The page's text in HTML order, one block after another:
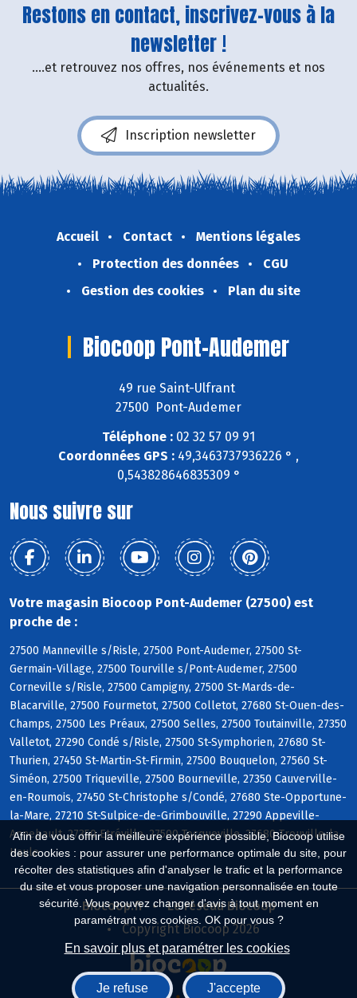
Afin de vous offrir la meilleure expérience possible, Biocoop utilise
des cookies : pour assurer une performance optimale du site, pour
récolter des statistiques afin d'analyser le trafic et la performance
du site et vous proposer une navigation personnalisée en toute
sécurité. Vous pouvez changer d'avis à tout moment en
paramétrant vos cookies. OK pour vous ?
En savoir plus et paramétrer les cookies
Je refuse J'accepte
Restons en contact, inscrivez-vous à la
newsletter !
....et retrouvez nos offres, nos événements et nos
actualités.
Inscription newsletter
Accueil Contact
Mentions légales
Protection des données
CGU
Gestion des cookies
Plan du site
Biocoop Pont-Audemer
49 rue Saint-Ulfrant
27500 Pont-Audemer
Téléphone : 02 32 57 09 91
Coordonnées GPS : 49,3463737936226 ° ,
0,543828646835309 °
Nous suivre sur
Votre magasin Biocoop Pont-Audemer (27500) est
proche de :
27500 Manneville s/Risle, 27500 Pont-Audemer, 27500 St-
Germain-Village, 27500 Tourville s/Pont-Audemer, 27500
Corneville s/Risle, 27500 Campigny, 27500 St-Mards-de-
Blacarville, 27500 Fourmetot, 27500 Colletot, 27680 St-Ouen-des-
Champs, 27500 Les Préaux, 27500 Selles, 27500 Toutainville, 27350
Valletot, 27290 Condé s/Risle, 27500 St-Symphorien, 27680 St-
Thurien, 27450 St-Martin-St-Firmin, 27500 Bouquelon, 27560 St-
Siméon, 27500 Triqueville, 27500 Bourneville, 27350 Cauverville-
en-Roumois, 27450 St-Christophe s/Condé, 27680 Ste-Opportune-
la-Mare, 27210 St-Sulpice-de-Grimbouville, 27290 Appeville-
Annebault, 27350 Etréville, 27500 Tocqueville, 27680 Trouville-la-
Haule
Biocoop.fr
Le réseau Biocoop
Copyright Biocoop 2026